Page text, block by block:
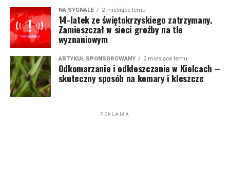
NA SYGNALE 2 miesiące temu
14-latek ze świętokrzyskiego zatrzymany.
Zamieszczał w sieci groźby na tle
wyznaniowym
ARTYKUŁ SPONSOROWANY 2 miesiące temu
Odkomarzanie i odkleszczanie w Kielcach –
skuteczny sposób na komary i kleszcze
REKLAMA